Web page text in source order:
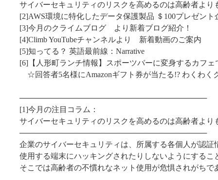
サイバーセキュリティのリスクを高めるのは高齢者より
[2]AWS環境に特化したデータ保護製品 ＄100プレゼント
[3]今月のクライムブログ より新着ブログ紹介！
[4]Climb YouTubeチャンネルより 新着動画のご案内
[5]知ってる？ 英語最前線：Narrative
[6]【人形町ランチ情報】スポーツバーに変身するカフェ
☆回答者5名様にAmazonギフト券が当たる!? わくわく
───────────────────────────────────
[1]今月の注目コラム：
サイバーセキュリティのリスクを高めるのは高齢者より
───────────────────────────────────
企業のサイバーセキュリティは、所属する各個人が認証
使用する端末にハッキングされたりしないようにするこ
そこでは高齢者の不慣れなネット使用が危惧されがちで